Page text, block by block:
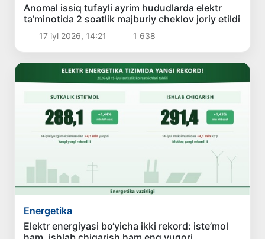
Anomal issiq tufayli ayrim hududlarda elektr
ta’minotida 2 soatlik majburiy cheklov joriy etildi
17 iyl 2026, 14:21 1 638
Energetika
Elektr energiyasi bo‘yicha ikki rekord: iste’mol